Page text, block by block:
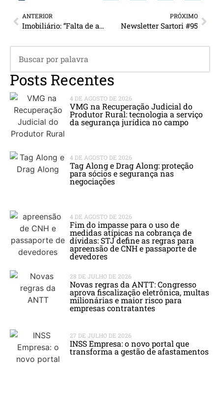
ANTERIOR
Imobiliário: “Falta de averbação deixa locatário desprotegido contra a venda de imóvel”
PRÓXIMO
Newsletter Sartori #95
Posts Recentes
4 DE AGOSTO DE 2026
VMG na Recuperação Judicial do
Produtor Rural: tecnologia a serviço
da segurança jurídica no campo
4 DE AGOSTO DE 2026
Tag Along e Drag Along: proteção
para sócios e segurança nas
negociações
4 DE AGOSTO DE 2026
Fim do impasse para o uso de
medidas atípicas na cobrança de
dívidas: STJ define as regras para
apreensão de CNH e passaporte de
devedores
28 DE JULHO DE 2026
Novas regras da ANTT: Congresso
aprova fiscalização eletrônica, multas
milionárias e maior risco para
empresas contratantes
27 DE JULHO DE 2026
INSS Empresa: o novo portal que
transforma a gestão de afastamentos